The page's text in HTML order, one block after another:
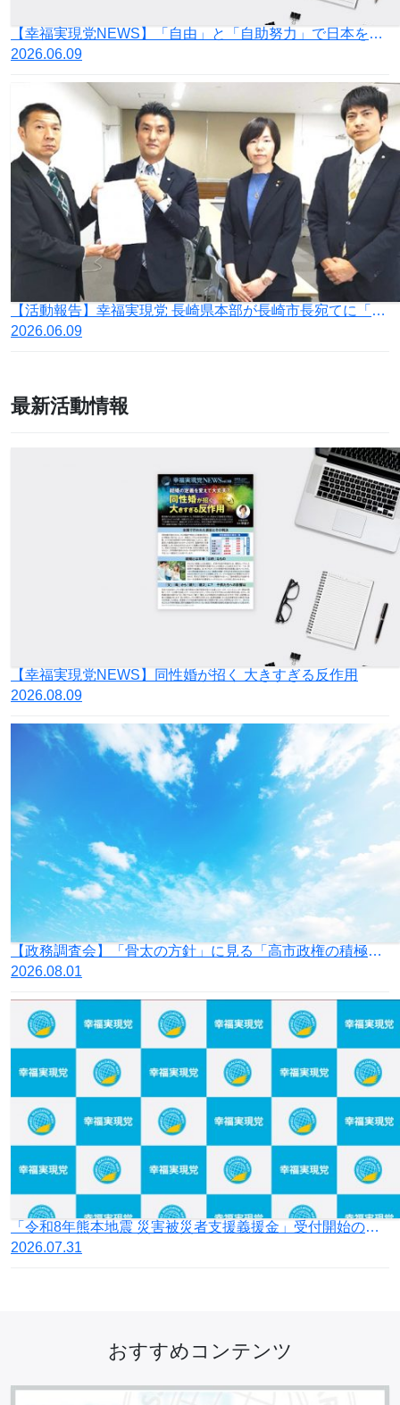
【幸福実現党NEWS】「自由」と「自助努力」で日本を豊かに
2026.06.09
【活動報告】幸福実現党 長崎県本部が長崎市長宛てに「被爆81周年長崎原爆犠牲者慰霊平和祈念式典に関する要望書」を提出
2026.06.09
最新活動情報
【幸福実現党NEWS】同性婚が招く 大きすぎる反作用
2026.08.09
【政務調査会】「骨太の方針」に見る「高市政権の積極財政」の落とし穴
2026.08.01
「令和8年熊本地震 災害被災者支援義援金」受付開始のお知らせ
2026.07.31
おすすめコンテンツ